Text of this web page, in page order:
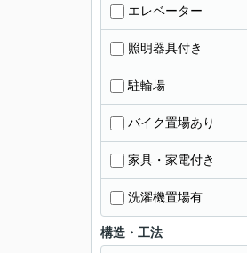
エレベーター
照明器具付き
駐輪場
バイク置場あり
家具・家電付き
洗濯機置場有
構造・工法